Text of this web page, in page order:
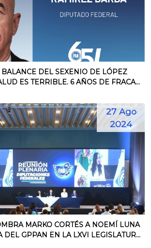
DEL SEXENIO DE LÓPEZ
ES TERRIBLE. 6 AÑOS DE FRACA...
27 Ago
2024
MARKO CORTÉS A NOEMÍ LUNA
DEL GPPAN EN LA LXVI LEGISLATUR...